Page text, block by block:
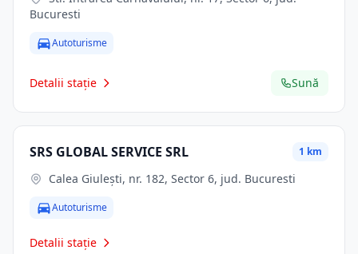
Bucuresti
Autoturisme
Detalii stație Sună
SRS GLOBAL SERVICE SRL 1 km
Calea Giulești, nr. 182, Sector 6, jud. Bucuresti
Autoturisme
Detalii stație